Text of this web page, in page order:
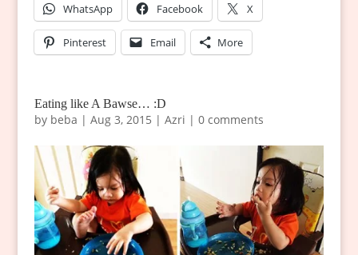
WhatsApp Facebook X
Pinterest Email More
Eating like A Bawse… :D
by beba | Aug 3, 2015 | Azri | 0 comments